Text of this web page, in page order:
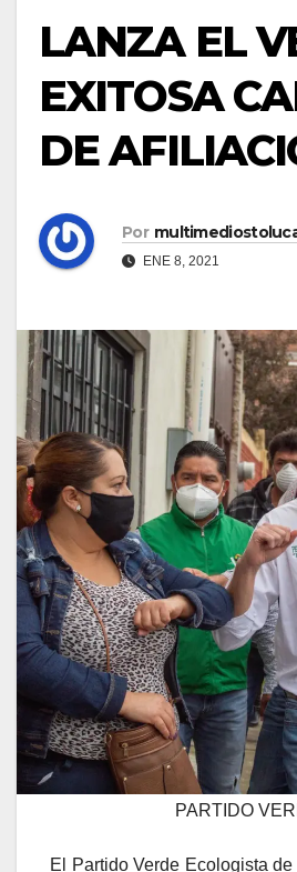
LANZA EL
EXITOSA
DE
Por
ENE 8, 2021
PARTIDO
El Partido Verde Ecologista